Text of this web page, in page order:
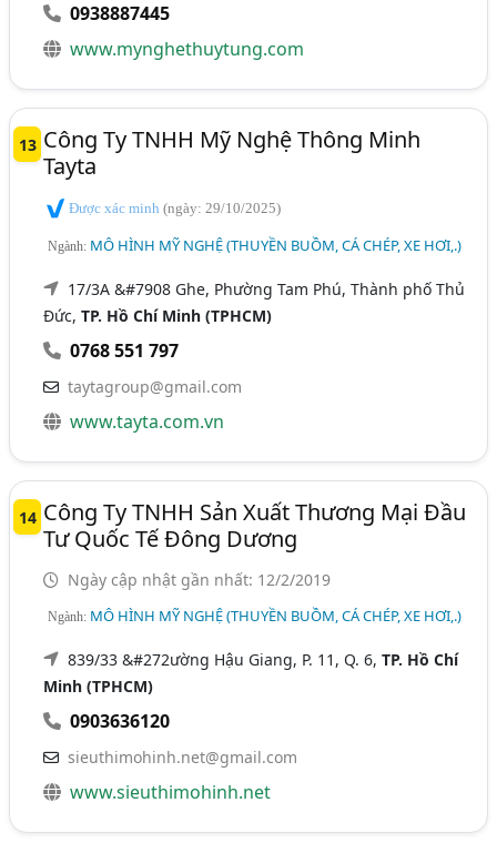
0938887445
www.mynghethuytung.com
13 Công Ty TNHH Mỹ Nghệ Thông Minh
Tayta
Được xác minh(ngày: 29/10/2025)
Ngành: MÔ HÌNH MỸ NGHỆ (THUYỀN BUỒM, CÁ CHÉP, XE HƠI,.)
17/3A &#7908 Ghe, Phường Tam Phú, Thành phố Thủ
Đức,TP. Hồ Chí Minh (TPHCM)
0768 551 797
taytagroup@gmail.com
www.tayta.com.vn
14 Công Ty TNHH Sản Xuất Thương Mại Đầu
Tư Quốc Tế Đông Dương
Ngày cập nhật gần nhất: 12/2/2019
Ngành: MÔ HÌNH MỸ NGHỆ (THUYỀN BUỒM, CÁ CHÉP, XE HƠI,.)
839/33 &#272ường Hậu Giang, P. 11, Q. 6,TP. Hồ Chí
Minh (TPHCM)
0903636120
sieuthimohinh.net@gmail.com
www.sieuthimohinh.net